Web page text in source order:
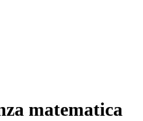
matematica